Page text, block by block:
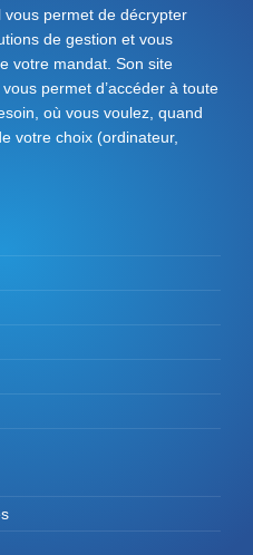
permet de décrypter
de gestion et vous
votre mandat. Son site
permet d’accéder à toute
où vous voulez, quand
votre choix (ordinateur,